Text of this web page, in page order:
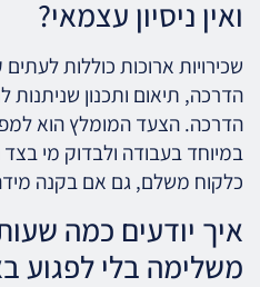
ואין ניסיון עצמאי?
שכירויות ארוכות כוללות לעתים
הדרכה, תיאום ותכנון שניתנות
הדרכה. הצעד המומלץ הוא
במיוחד בעבודה ולבדוק מי בצד
כלקוח משלם, גם אם בקנה
איך יודעים כמה
משלימה בלי לפגוע